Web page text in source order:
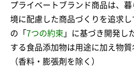
プライベートブランド商品は、
境に配慮した商品づくりを追求
の「 7つの約束 」に基づき開発し
する食品添加物は用途に加え物質
（香料・膨張剤を除く）